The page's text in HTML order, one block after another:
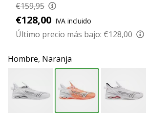
Descubre
las
actualizaciones
y…
25. 11. 2024
•
€159,95
€128,00 IVA incluido
Último precio más bajo: €128,00
Hombre, Naranja